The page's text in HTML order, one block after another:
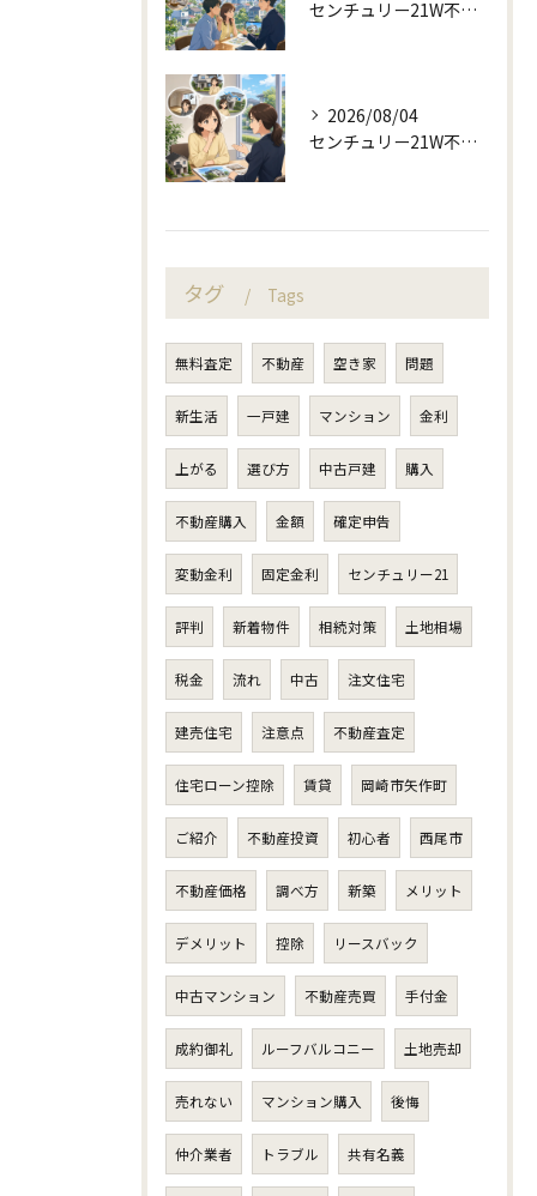
センチュリー21W不動産販売と町目線の不動産相談
2026/08/04
センチュリー21W不動産販売と不動産売却の査定失敗例
タグ Tags
無料査定 不動産 空き家 問題
新生活 一戸建 マンション 金利
上がる 選び方 中古戸建 購入
不動産購入 金額 確定申告
変動金利 固定金利 センチュリー21
評判 新着物件 相続対策 土地相場
税金 流れ 中古 注文住宅
建売住宅 注意点 不動産査定
住宅ローン控除 賃貸 岡崎市矢作町
ご紹介 不動産投資 初心者 西尾市
不動産価格 調べ方 新築 メリット
デメリット 控除 リースバック
中古マンション 不動産売買 手付金
成約御礼 ルーフバルコニー 土地売却
売れない マンション購入 後悔
仲介業者 トラブル 共有名義